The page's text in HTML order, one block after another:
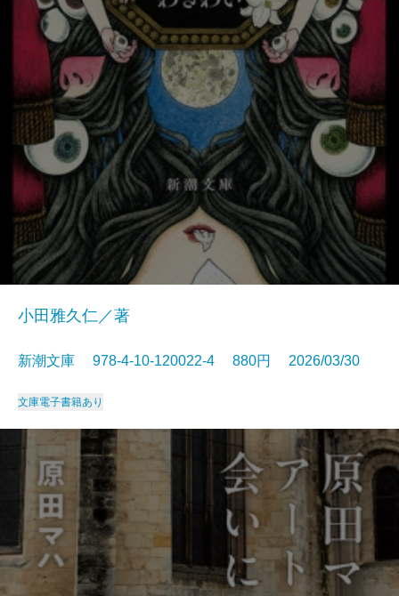
小田雅久仁／著
新潮文庫 978-4-10-120022-4 880円 2026/03/30
文庫電子書籍あり